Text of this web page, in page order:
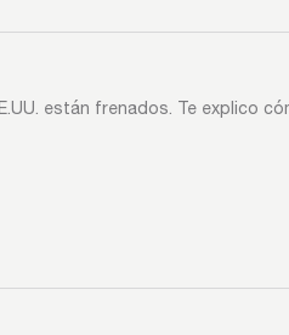
están frenados. Te explico